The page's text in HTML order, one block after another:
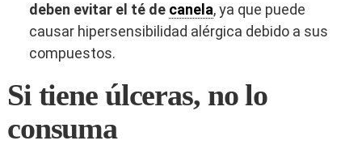
deben evitar el té de canela, ya que puede
causar hipersensibilidad alérgica debido a sus
compuestos.
Si tiene úlceras, no lo
consuma